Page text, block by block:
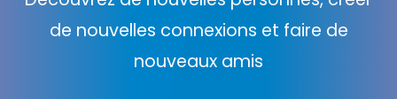
de nouvelles connexions et faire de
nouveaux amis